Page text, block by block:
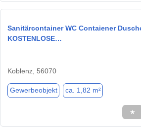
Sanitärcontainer WC Contaiener
KOSTENLOSE…
Koblenz, 56070
Gewerbeobjekt ca. 1,82 m²
★